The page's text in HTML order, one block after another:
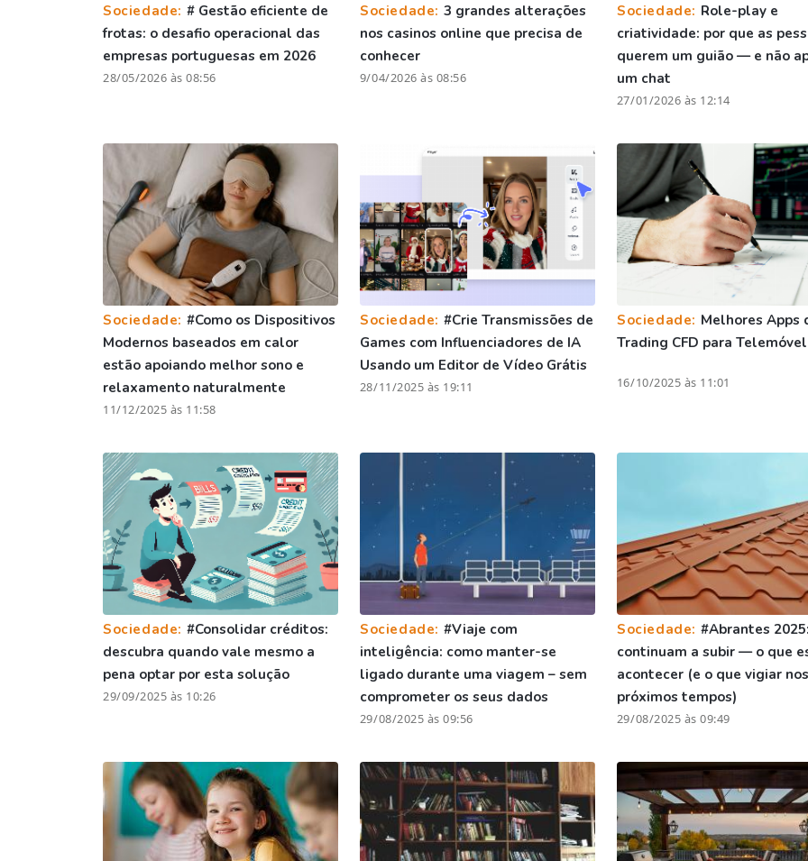
Sociedade: # Gestão eficiente de
frotas: o desafio operacional das
empresas portuguesas em 2026
28/05/2026 às 08:56
Sociedade: 3 grandes alterações
nos casinos online que precisa de
conhecer
9/04/2026 às 08:56
Sociedade: Role-play e
criatividade: por que as
querem um guião — e não
um chat
27/01/2026 às 12:14
Sociedade: #Como os Dispositivos
Modernos baseados em calor
estão apoiando melhor sono e
relaxamento naturalmente
11/12/2025 às 11:58
Sociedade: #Crie Transmissões de
Games com Influenciadores de IA
Usando um Editor de Vídeo Grátis
28/11/2025 às 19:11
Sociedade: Melhores Apps
Trading CFD para
16/10/2025 às 11:01
Sociedade: #Consolidar créditos:
descubra quando vale mesmo a
pena optar por esta solução
29/09/2025 às 10:26
Sociedade: #Viaje com
inteligência: como manter-se
ligado durante uma viagem – sem
comprometer os seus dados
29/08/2025 às 09:56
Sociedade: #Abrantes
continuam a subir — o que
acontecer (e o que vigiar nos
próximos tempos)
29/08/2025 às 09:49